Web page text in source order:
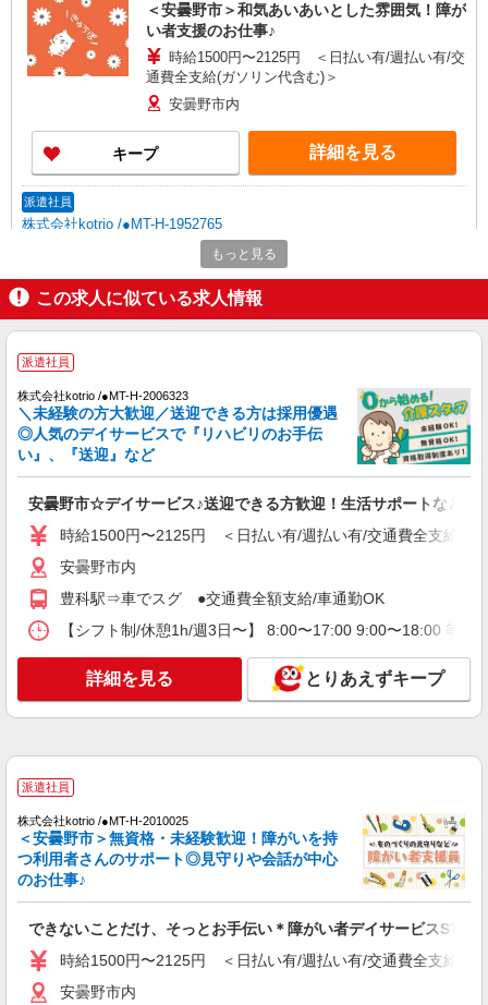
＜安曇野市＞和気あいあいとした雰囲気！障が
い者支援のお仕事♪
時給1500円〜2125円 ＜日払い有/週払い有/交
通費全支給(ガソリン代含む)＞
安曇野市内
キープ 詳細を見る
派遣社員
株式会社kotrio /●MT-H-1952765
安曇野市＊20代〜50代の子育て世代活躍中！
障がい者支援員◎
時給1500円〜2125円 ＜日払い有/週払い有/交
通費全支給(ガソリン代含む)＞
キープ 詳細を見る
派遣社員
株式会社kotrio /●MT-H-2028795
日〜シフト相談OK！≫
時給1500円〜2125円 ＜日払い有/週払い有/交
キープ 詳細を見る
株式会社kotrio /●MT-H-2051013
安曇野市内
詳細を見る
もっと見る
この求人に似ている求人情報
派遣社員
株式会社kotrio /●MT-H-2006323
＼未経験の方大歓迎／送迎できる方は採用優遇
◎人気のデイサービスで『リハビリのお手伝
い』、『送迎』など
安曇野市☆デイサービス♪送迎できる方歓迎！生活サポートなど
時給1500円〜2125円 ＜日払い有/週払い有/交通費全支給(ガ
安曇野市内
豊科駅⇒車でスグ ●交通費全額支給/車通勤OK
【シフト制/休憩1h/週3日〜】 8:00〜17:00 9:00〜18:00 等 ※
詳細を見る とりあえずキープ
派遣社員
株式会社kotrio /●MT-H-2010025
＜安曇野市＞無資格・未経験歓迎！障がいを持
つ利用者さんのサポート◎見守りや会話が中心
のお仕事♪
できないことだけ、そっとお手伝い＊障がい者デイサービスSTAFF
時給1500円〜2125円 ＜日払い有/週払い有/交通費全支給(ガ
安曇野市内